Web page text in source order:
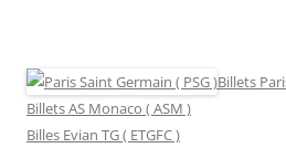
Billets
Billets AS Monaco ( ASM )
Billes Evian TG ( ETGFC )